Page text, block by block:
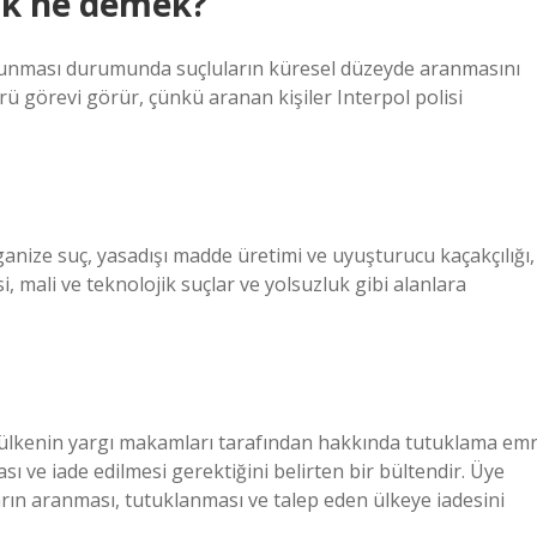
durumunda suçluların küresel düzeyde aranmasını
görevi görür, çünkü aranan kişiler Interpol polisi
suç, yasadışı madde üretimi ve uyuşturucu kaçakçılığı,
mali ve teknolojik suçlar ve yolsuzluk gibi alanlara
yargı makamları tarafından hakkında tutuklama
ve iade edilmesi gerektiğini belirten bir bültendir. Üye
aranması, tutuklanması ve talep eden ülkeye iadesini